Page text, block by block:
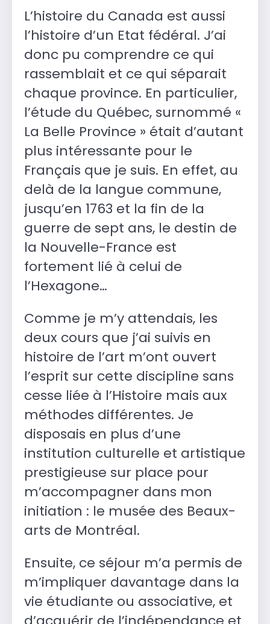
L’histoire du Canada est aussi
l’histoire d’un Etat fédéral. J’ai
donc pu comprendre ce qui
rassemblait et ce qui séparait
chaque province. En particulier,
l’étude du Québec, surnommé «
La Belle Province » était d’autant
plus intéressante pour le
Français que je suis. En effet, au
delà de la langue commune,
jusqu’en 1763 et la fin de la
guerre de sept ans, le destin de
la Nouvelle-France est
fortement lié à celui de
l’Hexagone…
Comme je m’y attendais, les
deux cours que j’ai suivis en
histoire de l’art m’ont ouvert
l’esprit sur cette discipline sans
cesse liée à l’Histoire mais aux
méthodes différentes. Je
disposais en plus d’une
institution culturelle et artistique
prestigieuse sur place pour
m’accompagner dans mon
initiation : le musée des Beaux-
arts de Montréal.
Ensuite, ce séjour m’a permis de
m’impliquer davantage dans la
vie étudiante ou associative, et